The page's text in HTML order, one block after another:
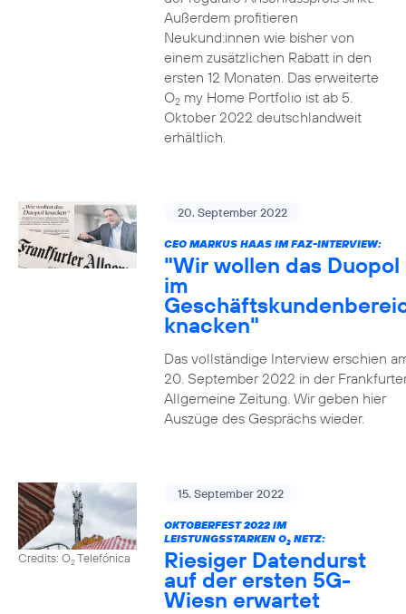
Außerdem profitieren
Neukund:innen wie bisher von
einem zusätzlichen Rabatt in den
ersten 12 Monaten. Das erweiterte
O2my Home Portfolio ist ab 5.
Oktober 2022 deutschlandweit
erhältlich.
20. September 2022
CEO MARKUS HAAS IM FAZ-INTERVIEW:
"Wir wollen das Duopol
im
knacken"
Das vollständige Interview erschien
20. September 2022 in der
Allgemeine Zeitung. Wir geben hier
Auszüge des Gesprächs wieder.
Credits: O2Telefónica
15. September 2022
OKTOBERFEST 2022 IM
LEISTUNGSSTARKEN O2NETZ:
Riesiger Datendurst
auf der ersten 5G-
Wiesn erwartet